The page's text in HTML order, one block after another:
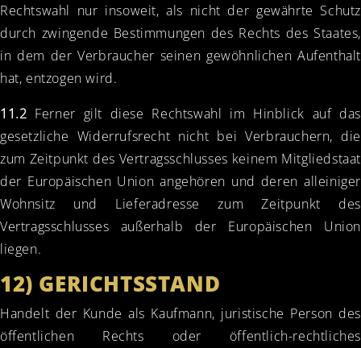
Rechtswahl nur insoweit, als nicht der gewährte Schutz
durch zwingende Bestimmungen des Rechts des Staates,
in dem der Verbraucher seinen gewöhnlichen Aufenthalt
hat, entzogen wird.
11.2 Ferner gilt diese Rechtswahl im Hinblick auf das
gesetzliche Widerrufsrecht nicht bei Verbrauchern, die
zum Zeitpunkt des Vertragsschlusses keinem Mitgliedstaat
der Europäischen Union angehören und deren alleiniger
Wohnsitz und Lieferadresse zum Zeitpunkt des
Vertragsschlusses außerhalb der Europäischen Union
liegen.
12) GERICHTSSTAND
Handelt der Kunde als Kaufmann, juristische Person des
öffentlichen Rechts oder öffentlich-rechtliches